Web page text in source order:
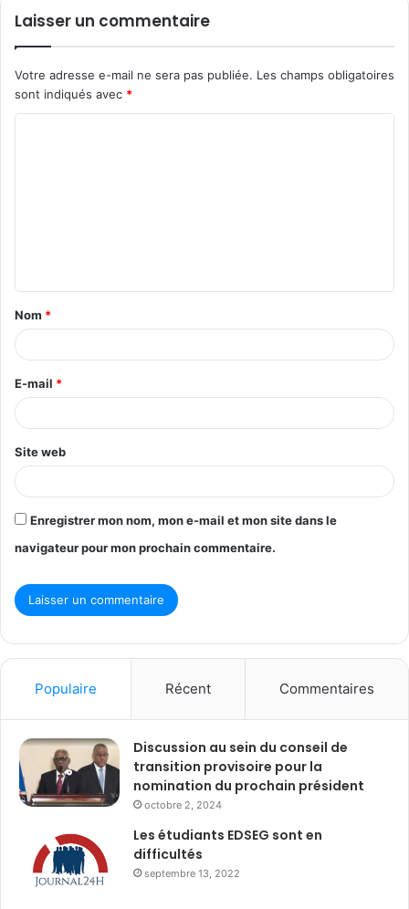
Laisser un commentaire
Votre adresse e-mail ne sera pas publiée. Les champs obligatoires
sont indiqués avec *
t
a
e
Nom *
E-mail *
Site web
Enregistrer mon nom, mon e-mail et mon site dans le
navigateur pour mon prochain commentaire.
Populaire Récent Commentaires
Discussion au sein du conseil de
transition provisoire pour la
nomination du prochain président
octobre 2, 2024
Les étudiants EDSEG sont en
difficultés
septembre 13, 2022